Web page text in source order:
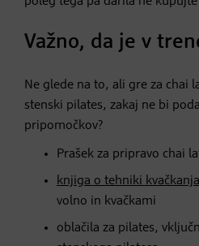
Važno, da je v
Ne glede na to, ali gre za chai
stenski pilates, zakaj ne bi
pripomočkov?
Prašek za pripravo chai
knjiga o tehniki
volno in kvačkami
oblačila za pilates,